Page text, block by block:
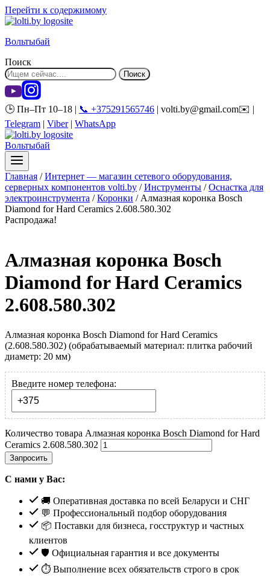
Перейти к содержимому
Вольтыбай
Поиск
Поиск
🕒 Пн–Пт 10–18 | 📞 +375291565746 | volti.by@gmail.com✉️ |
Telegram | Viber| WhatsApp
Вольтыбай
Главная / Интернет — магазин сетевого оборудования,
серверных компонентов volti.by / Инструменты / Оснастка для
электроинструмента / Коронки / Алмазная коронка Bosch
Diamond for Hard Ceramics 2.608.580.302
Распродажа!
Алмазная коронка Bosch
Diamond for Hard Ceramics
2.608.580.302
Алмазная коронка Bosch Diamond for Hard Ceramics
(2.608.580.302) (обрабатываемый материал: плитка рабочий
диаметр: 20 мм)
Введите номер телефона:
Количество товара Алмазная коронка Bosch Diamond for Hard
Ceramics 2.608.580.302
Запросить
С нами у Вас:
🚚 Оперативная доставка по всей Беларуси и СНГ
💬 Профессиональный подбор оборудования
📦 Поставки для бизнеса, госструктур и частных
клиентов
🛡️ Официальная гарантия и все документы
⏱ Выполнение всех обязательств строго в срок